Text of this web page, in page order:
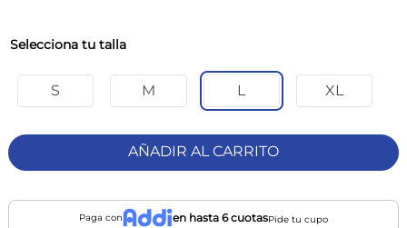
talla
S M L XL
AÑADIR AL CARRITO
Paga con en hasta 6 cuotasPide tu cupo